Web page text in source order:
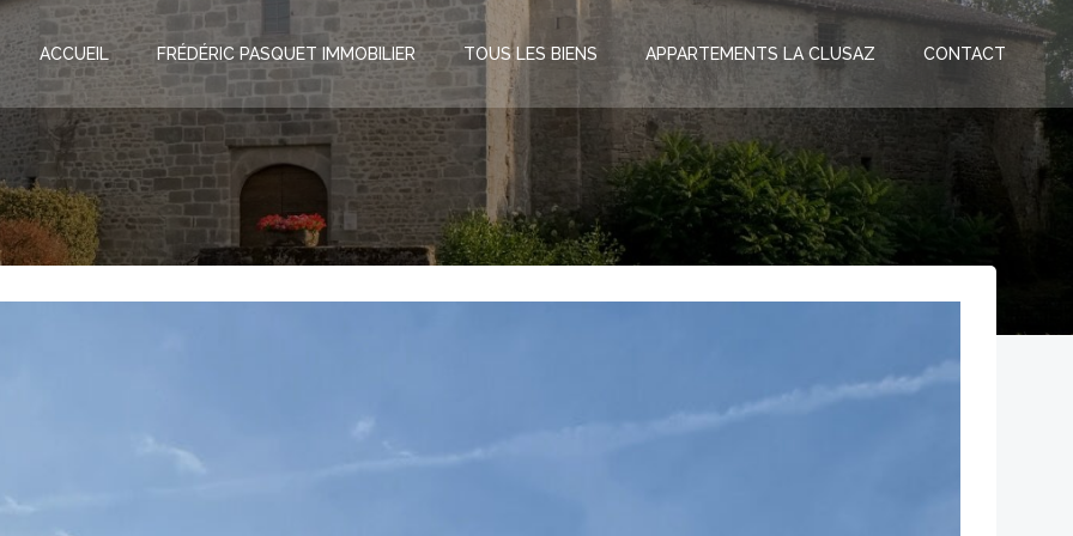
ACCUEIL FRÉDÉRIC PASQUET IMMOBILIER TOUS LES BIENS APPARTEMENTS LA CLUSAZ CONTACT